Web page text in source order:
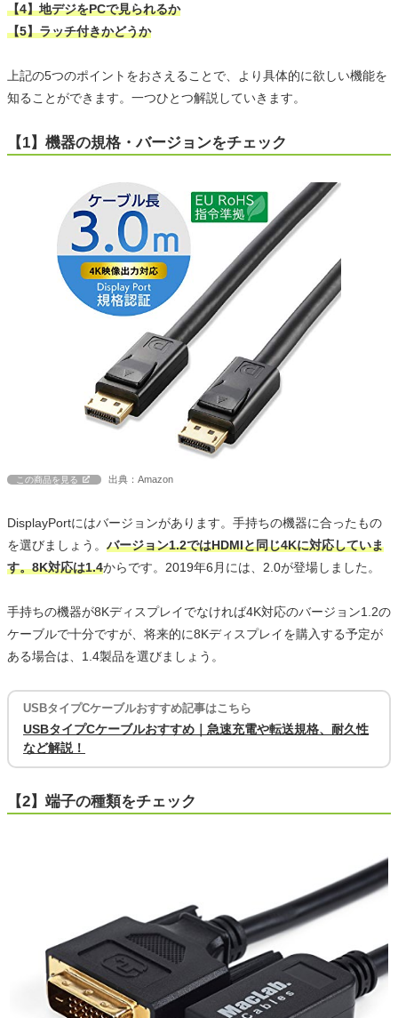
【4】地デジをPCで見られるか
【5】ラッチ付きかどうか
上記の5つのポイントをおさえることで、より具体的に欲しい機能を
知ることができます。一つひとつ解説していきます。
【1】機器の規格・バージョンをチェック
この商品を見る 出典：Amazon
DisplayPortにはバージョンがあります。手持ちの機器に合ったもの
を選びましょう。 バージョン1.2ではHDMIと同じ4Kに対応していま
す。8K対応は1.4からです。2019年6月には、2.0が登場しました。
手持ちの機器が8Kディスプレイでなければ4K対応のバージョン1.2の
ケーブルで十分ですが、将来的に8Kディスプレイを購入する予定が
ある場合は、1.4製品を選びましょう。
USBタイプCケーブルおすすめ記事はこちら
USBタイプCケーブルおすすめ｜急速充電や転送規格、耐久性
など解説！
【2】端子の種類をチェック